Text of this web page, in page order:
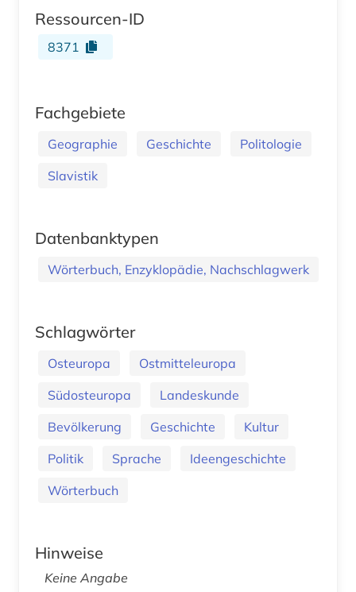
Ressourcen-ID
8371
Fachgebiete
Geographie Geschichte
Politologie
Slavistik
Datenbanktypen
Wörterbuch, Enzyklopädie, Nachschlagwerk
Schlagwörter
Osteuropa
Ostmitteleuropa
Südosteuropa
Landeskunde
Bevölkerung
Geschichte
Kultur
Politik
Sprache
Ideengeschichte
Wörterbuch
Hinweise
Keine Angabe